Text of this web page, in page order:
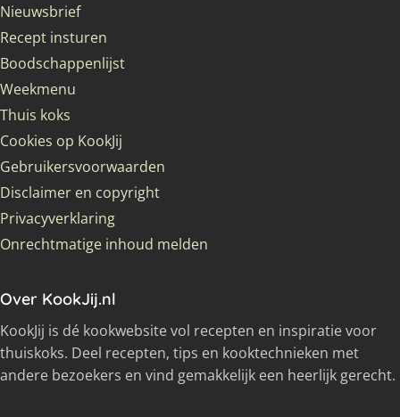
Nieuwsbrief
Recept insturen
Boodschappenlijst
Weekmenu
Thuis koks
Cookies op KookJij
Gebruikersvoorwaarden
Disclaimer en copyright
Privacyverklaring
Onrechtmatige inhoud melden
Over KookJij.nl
KookJij is dé kookwebsite vol recepten en inspiratie voor
thuiskoks. Deel recepten, tips en kooktechnieken met
andere bezoekers en vind gemakkelijk een heerlijk gerecht.